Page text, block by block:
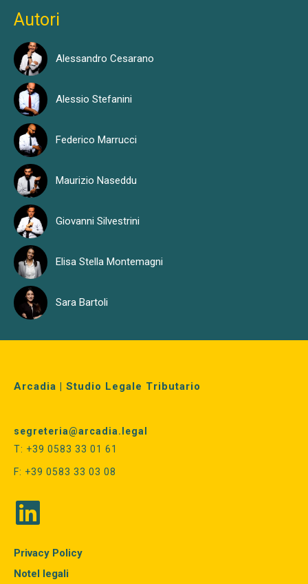
Autori
Alessandro Cesarano
Alessio Stefanini
Federico Marrucci
Maurizio Naseddu
Giovanni Silvestrini
Elisa Stella Montemagni
Sara Bartoli
Arcadia | Studio Legale Tributario
segreteria@arcadia.legal
T: +39 0583 33 01 61
F: +39 0583 33 03 08
Privacy Policy
Notel legali